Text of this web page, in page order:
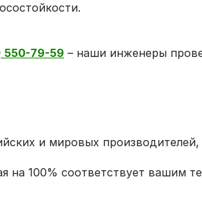
550-79-59 – наши инженеры
и мировых
100% соответствует вашим